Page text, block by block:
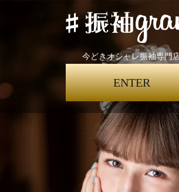
今どきオシャレ振袖専門
ENTER